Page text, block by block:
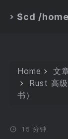
> $cd /
Home
文
Rust 高
书）
15 分钟